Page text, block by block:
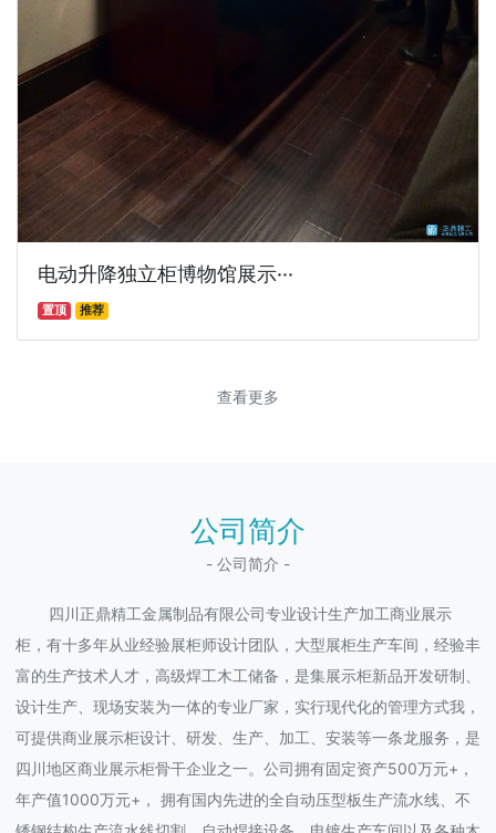
电动升降独立柜博物馆展示···
置顶 推荐
查看更多
公司简介
- 公司简介 -
四川正鼎精工金属制品有限公司专业设计生产加工商业展示
柜，有十多年从业经验展柜师设计团队，大型展柜生产车间，经验丰
富的生产技术人才，高级焊工木工储备，是集展示柜新品开发研制、
设计生产、现场安装为一体的专业厂家，实行现代化的管理方式我，
可提供商业展示柜设计、研发、生产、加工、安装等一条龙服务，是
四川地区商业展示柜骨干企业之一。公司拥有固定资产500万元+，
年产值1000万元+， 拥有国内先进的全自动压型板生产流水线、不